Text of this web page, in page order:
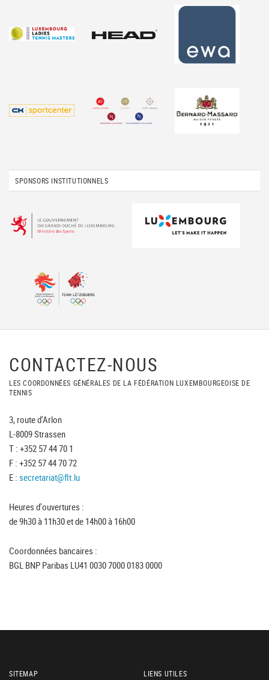
SPONSORS INSTITUTIONNELS
CONTACTEZ-NOUS
LES COORDONNÉES GÉNÉRALES DE LA FÉDÉRATION LUXEMBOURGEOISE DE
TENNIS
3, route d'Arlon
L-8009 Strassen
T : +352 57 44 70 1
F : +352 57 44 70 72
E : secretariat@flt.lu
Heures d'ouvertures :
de 9h30 à 11h30 et de 14h00 à 16h00
Coordonnées bancaires :
BGL BNP Paribas LU41 0030 7000 0183 0000
SITEMAP LIENS UTILES